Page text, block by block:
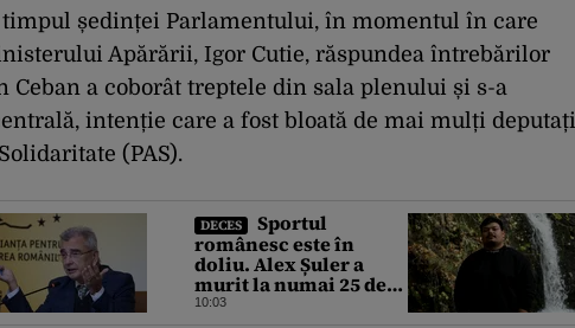
ședinței Parlamentului, în momentul în care
Apărării, Igor Cutie, răspundea întrebărilor
Ceban a coborât treptele din sala plenului și s-a
intenție care a fost bloată de mai mulți deputați
(PAS).
DECES
Sportul
românesc este în
doliu. Alex Șuler a
murit la numai 25 de
ani
10:03